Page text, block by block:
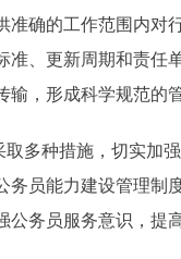
准确的工作范围内对
准、更新周期和责任
输，形成科学规范的
种措施，切实加强
务员能力建设管理制
公务员服务意识，提